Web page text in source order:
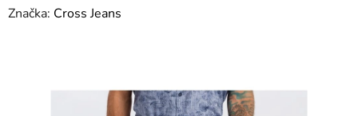
Značka: Cross Jeans